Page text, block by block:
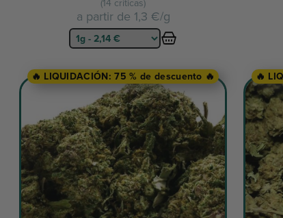
(14 críticas)
a partir de 1,3 €/g
🔥 LIQUIDACIÓN: 75 % de descuento 🔥 🔥